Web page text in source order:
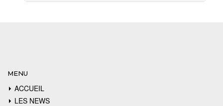
MENU
ACCUEIL
LES NEWS